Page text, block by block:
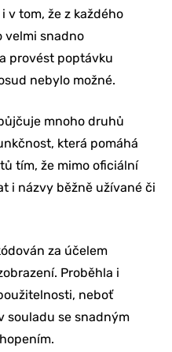
v tom, že z každého
velmi snadno
provést poptávku
nebylo možné.
mnoho druhů
která pomáhá
tím, že mimo oficiální
i názvy běžně užívané či
za účelem
Proběhla i
neboť
souladu se snadným